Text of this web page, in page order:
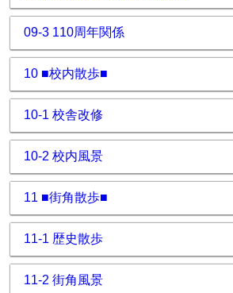
09-3 110周年関係
10 ■校内散歩■
10-1 校舎改修
10-2 校内風景
11 ■街角散歩■
11-1 歴史散歩
11-2 街角風景